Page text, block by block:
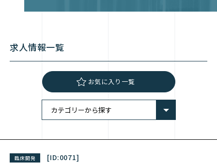
求人情報一覧
お気に入り一覧
臨床開発 [ID:0071]